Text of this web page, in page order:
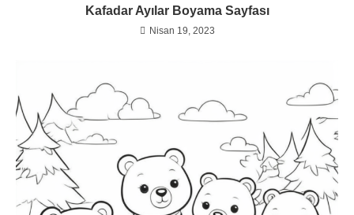
Kafadar Ayılar Boyama Sayfası
Nisan 19, 2023